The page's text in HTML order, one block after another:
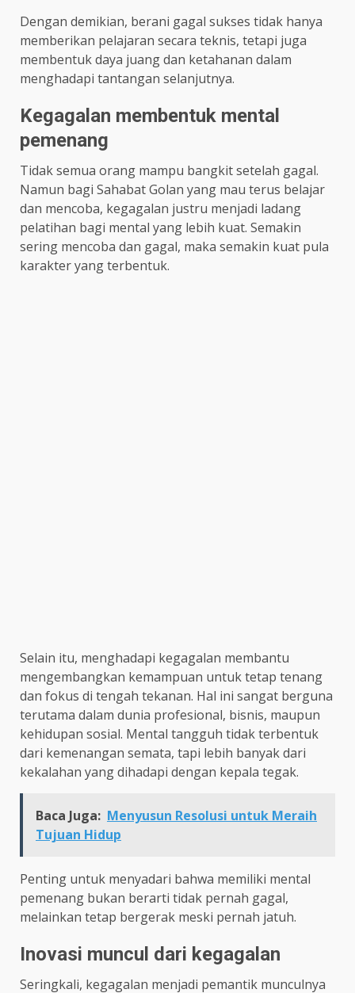
Dengan demikian, berani gagal sukses tidak hanya
memberikan pelajaran secara teknis, tetapi juga
membentuk daya juang dan ketahanan dalam
menghadapi tantangan selanjutnya.
Kegagalan membentuk mental
pemenang
Tidak semua orang mampu bangkit setelah gagal.
Namun bagi Sahabat Golan yang mau terus belajar
dan mencoba, kegagalan justru menjadi ladang
pelatihan bagi mental yang lebih kuat. Semakin
sering mencoba dan gagal, maka semakin kuat pula
karakter yang terbentuk.
Selain itu, menghadapi kegagalan membantu
mengembangkan kemampuan untuk tetap tenang
dan fokus di tengah tekanan. Hal ini sangat berguna
terutama dalam dunia profesional, bisnis, maupun
kehidupan sosial. Mental tangguh tidak terbentuk
dari kemenangan semata, tapi lebih banyak dari
kekalahan yang dihadapi dengan kepala tegak.
Baca Juga: Menyusun Resolusi untuk Meraih
Tujuan Hidup
Penting untuk menyadari bahwa memiliki mental
pemenang bukan berarti tidak pernah gagal,
melainkan tetap bergerak meski pernah jatuh.
Inovasi muncul dari kegagalan
Seringkali, kegagalan menjadi pemantik munculnya